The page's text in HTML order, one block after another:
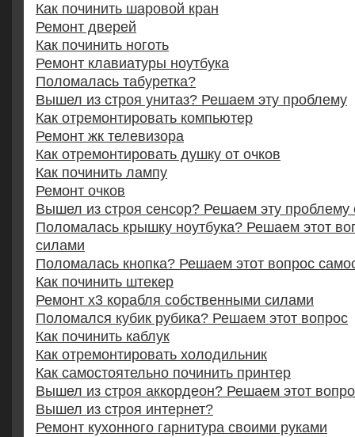
Как починить шаровой кран
Ремонт дверей
Как починить ноготь
Ремонт клавиатуры ноутбука
Поломалась табуретка?
Вышел из строя унитаз? Решаем эту проблему
Как отремонтировать компьютер
Ремонт жк телевизора
Как отремонтировать душку от очков
Как починить лампу
Ремонт очков
Вышел из строя сенсор? Решаем эту
Поломалась крышку ноутбука? Решаем этот
силами
Поломалась кнопка? Решаем этот вопрос
Как починить штекер
Ремонт x3 корабля собственными силами
Поломался кубик рубика? Решаем этот вопрос
Как починить каблук
Как отремонтировать холодильник
Как самостоятельно починить принтер
Вышел из строя аккордеон? Решаем этот
Вышел из строя интернет?
Ремонт кухонного гарнитура своими руками